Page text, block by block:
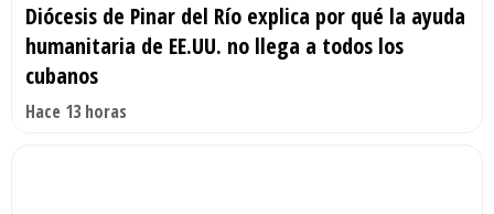
Diócesis de Pinar del Río explica por qué la ayuda
humanitaria de EE.UU. no llega a todos los
cubanos
Hace 13 horas